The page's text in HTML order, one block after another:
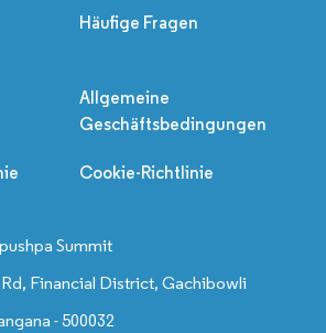
Häufige Fragen
Allgemeine
Geschäftsbedingungen
Cookie-Richtlinie
Summit
Financial District, Gachibowli
- 500032